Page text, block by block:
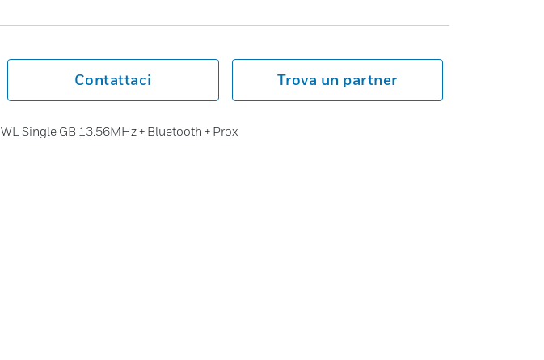
Contattaci Trova un partner
WL Single GB 13.56MHz + Bluetooth + Prox